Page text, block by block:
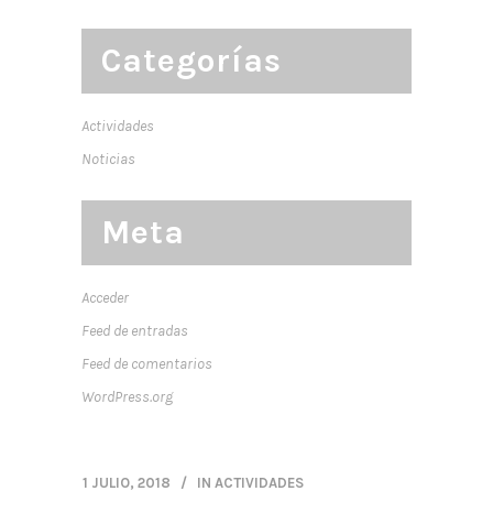
Categorías
Actividades
Noticias
Meta
Acceder
Feed de entradas
Feed de comentarios
WordPress.org
1 JULIO, 2018 IN ACTIVIDADES